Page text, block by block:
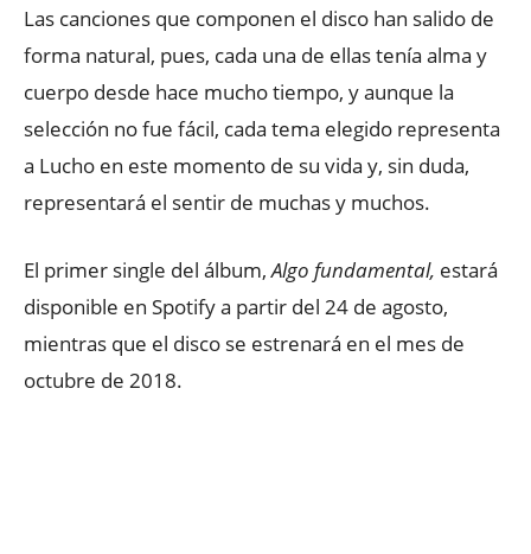
Las canciones que componen el disco han salido de
forma natural, pues, cada una de ellas tenía alma y
cuerpo desde hace mucho tiempo, y aunque la
selección no fue fácil, cada tema elegido representa
a Lucho en este momento de su vida y, sin duda,
representará el sentir de muchas y muchos.
El primer single del álbum,Algo fundamental, estará
disponible en Spotify a partir del 24 de agosto,
mientras que el disco se estrenará en el mes de
octubre de 2018.